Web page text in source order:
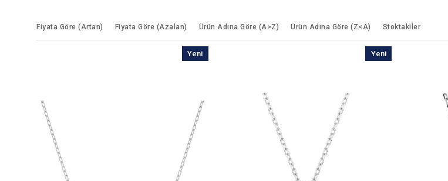
Fiyata Göre (Artan) Fiyata Göre (Azalan) Ürün Adına Göre (A>Z) Ürün Adına Göre (Z<A) Stoktakiler
Yeni
Yeni